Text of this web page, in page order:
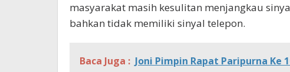
masyarakat masih kesulitan menjangkau
bahkan tidak memiliki sinyal telepon.
Baca Juga : Joni Pimpin Rapat Paripurna Ke